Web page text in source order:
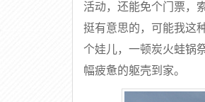
活动，还能免个门票，
挺有意思的，可能我这
个娃儿，一顿炭火蛙锅
幅疲惫的躯壳到家。